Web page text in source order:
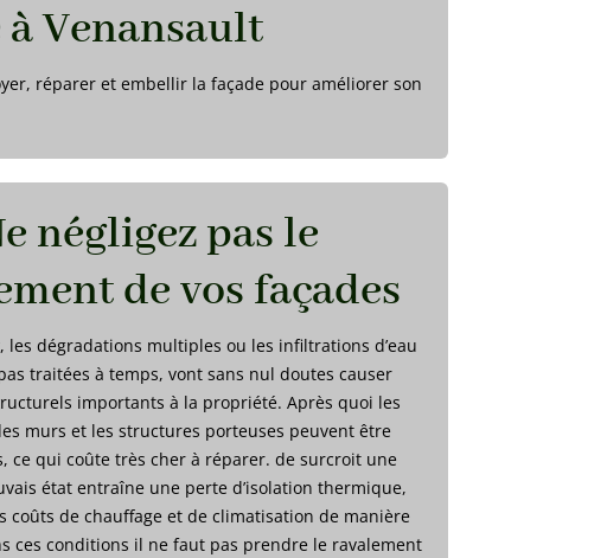
Venansault
réparer et embellir la façade pour améliorer son
négligez pas le
de vos façades
les dégradations multiples ou les infiltrations d’eau
traitées à temps, vont sans nul doutes causer
importants à la propriété. Après quoi les
murs et les structures porteuses peuvent être
ce qui coûte très cher à réparer. de surcroit une
état entraîne une perte d’isolation thermique,
coûts de chauffage et de climatisation de manière
ces conditions il ne faut pas prendre le ravalement